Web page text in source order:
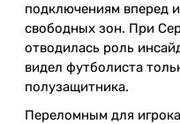
подключениям вперед
свободных зон. При
отводилась роль
видел футболиста
полузащитника.
Переломным для